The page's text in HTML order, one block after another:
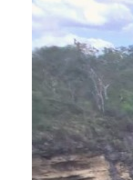
Conoce